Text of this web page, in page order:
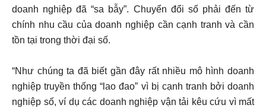
doanh nghiệp đã “sa bẫy”. Chuyển đổi số phải đến từ
chính nhu cầu của doanh nghiệp cần cạnh tranh và cần
tồn tại trong thời đại số.
“Như chúng ta đã biết gần đây rất nhiều mô hình doanh
nghiệp truyền thống “lao đao” vì bị cạnh tranh bởi doanh
nghiệp số, ví dụ các doanh nghiệp vận tải kêu cứu vì mất